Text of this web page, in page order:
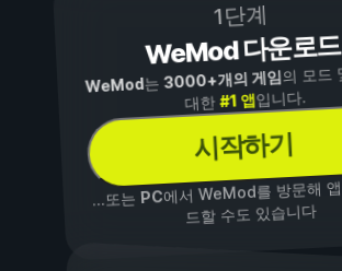
1단계
WeMod 다운로드
WeMod는3000+개의 게임의 모드
대한#1 앱입니다.
시작하기
...또는PC에서 WeMod를 방문해
드할 수도 있습니다